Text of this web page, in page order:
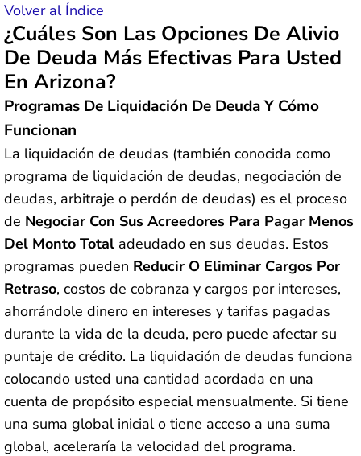
Volver al Índice
¿Cuáles Son Las Opciones De Alivio
De Deuda Más Efectivas Para Usted
En Arizona?
Programas De Liquidación De Deuda Y Cómo
Funcionan
La liquidación de deudas (también conocida como
programa de liquidación de deudas, negociación de
deudas, arbitraje o perdón de deudas) es el proceso
de Negociar Con Sus Acreedores Para Pagar Menos
Del Monto Total adeudado en sus deudas. Estos
programas pueden Reducir O Eliminar Cargos Por
Retraso, costos de cobranza y cargos por intereses,
ahorrándole dinero en intereses y tarifas pagadas
durante la vida de la deuda, pero puede afectar su
puntaje de crédito. La liquidación de deudas funciona
colocando usted una cantidad acordada en una
cuenta de propósito especial mensualmente. Si tiene
una suma global inicial o tiene acceso a una suma
global, aceleraría la velocidad del programa.